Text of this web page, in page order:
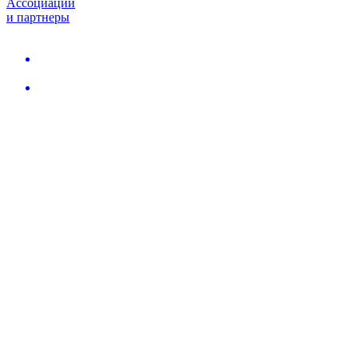
Ассоциации
и партнеры